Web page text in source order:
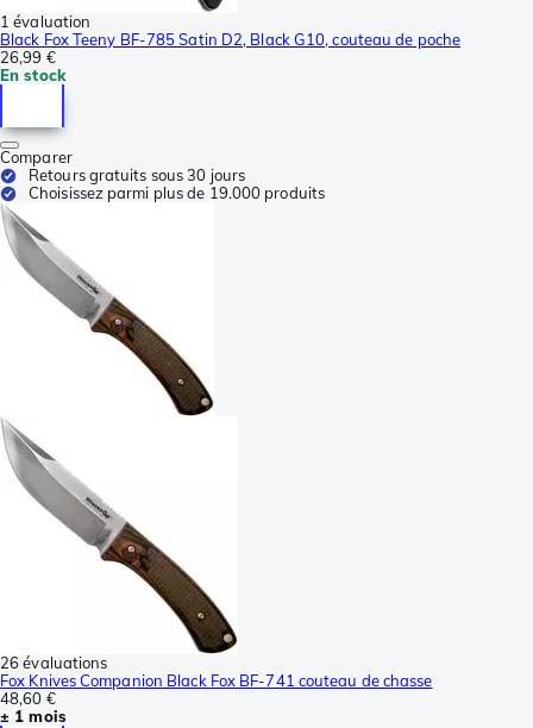
1 évaluation
Black Fox Teeny BF-785 Satin D2, Black G10, couteau de poche
26,99 €
En stock
Comparer
Retours gratuits sous 30 jours
Choisissez parmi plus de 19.000 produits
26 évaluations
Fox Knives Companion Black Fox BF-741 couteau de chasse
48,60 €
± 1 mois